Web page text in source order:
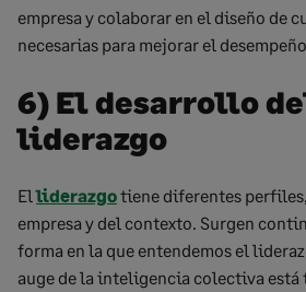
empresa y colaborar en el diseño de
necesarias para mejorar el
6) El desarrollo
liderazgo
Elliderazgotiene diferentes
empresa y del contexto. Surgen
forma en la que entendemos el
auge de la inteligencia colectiva